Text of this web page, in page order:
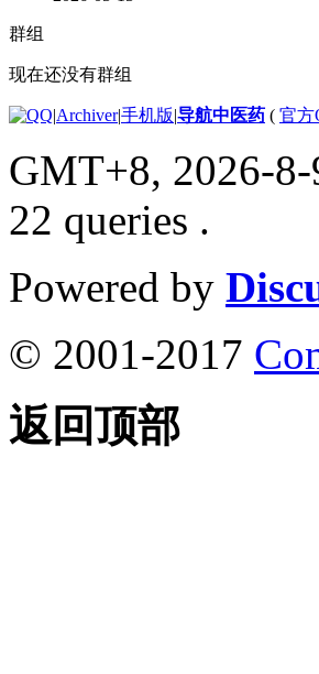
群组
现在还没有群组
|Archiver|手机版|导航中医药 ( 官方
GMT+8, 2026-
22 queries .
Powered by
© 2001-2017
返回顶部